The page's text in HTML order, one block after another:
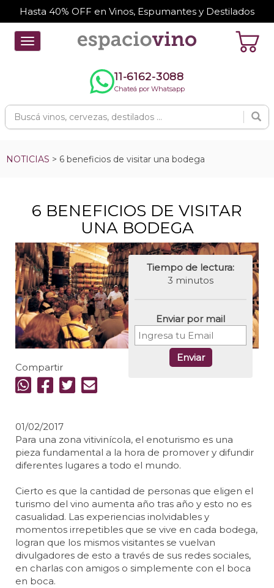
Hasta 40% OFF en Vinos, Espumantes y Destilados
Toggle
navigation
11-6162-3088
Chateá por Whatsapp
NOTICIAS > 6 beneficios de visitar una bodega
6 BENEFICIOS DE VISITAR
UNA BODEGA
Tiempo de lectura:
3 minutos
Enviar por mail
Enviar
Compartir
01/02/2017
Para una zona vitivinícola, el enoturismo es una
pieza fundamental a la hora de promover y difundir
diferentes lugares a todo el mundo.
Cierto es que la cantidad de personas que eligen el
turismo del vino aumenta año tras año y esto no es
casualidad. Las experiencias inolvidables y
momentos irrepetibles que se vive en cada bodega,
logran que los mismos visitantes se vuelvan
divulgadores de esto a través de sus redes sociales,
en charlas con amigos o simplemente con el boca
en boca.